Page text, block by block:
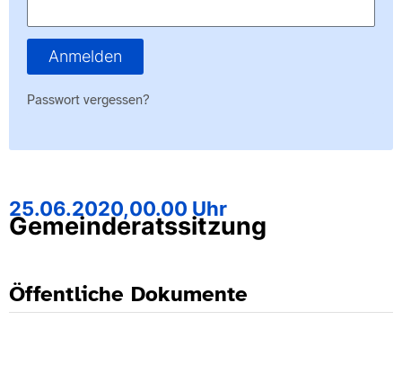
25.06.2020,00.00 Uhr
Gemeinderatssitzung
Öffentliche Dokumente
Anmelden
Passwort vergessen?